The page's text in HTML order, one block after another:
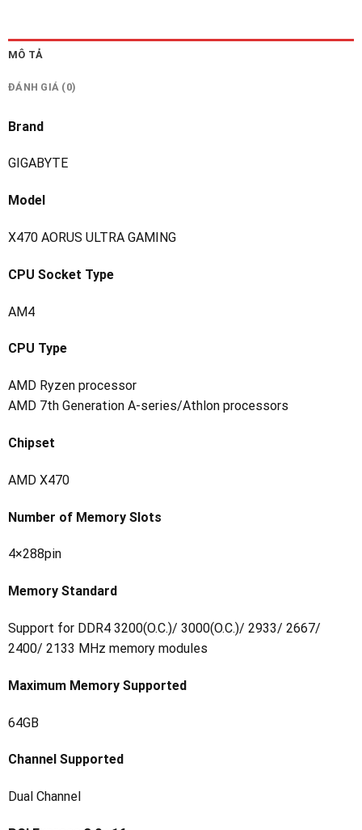
MÔ TẢ
ĐÁNH GIÁ (0)
Brand
GIGABYTE
Model
X470 AORUS ULTRA GAMING
CPU Socket Type
AM4
CPU Type
AMD Ryzen processor
AMD 7th Generation A-series/Athlon processors
Chipset
AMD X470
Number of Memory Slots
4×288pin
Memory Standard
Support for DDR4 3200(O.C.)/ 3000(O.C.)/ 2933/ 2667/
2400/ 2133 MHz memory modules
Maximum Memory Supported
64GB
Channel Supported
Dual Channel